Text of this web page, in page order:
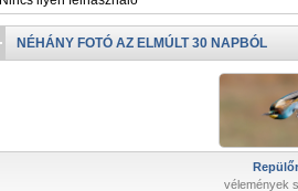
NÉHÁNY FOTÓ AZ ELMÚLT 30 NAPBÓL
vélemények